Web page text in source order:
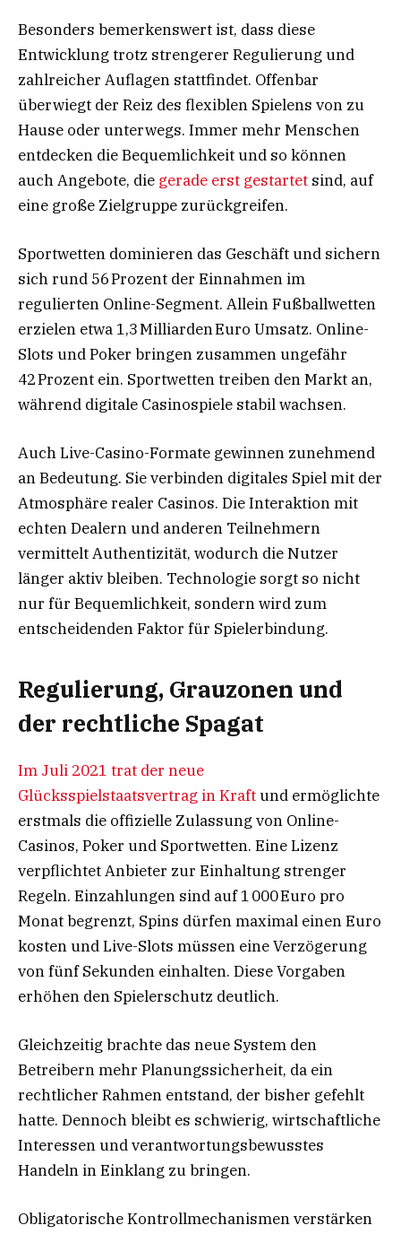
Besonders bemerkenswert ist, dass diese
Entwicklung trotz strengerer Regulierung und
zahlreicher Auflagen stattfindet. Offenbar
überwiegt der Reiz des flexiblen Spielens von zu
Hause oder unterwegs. Immer mehr Menschen
entdecken die Bequemlichkeit und so können
auch Angebote, die gerade erst gestartet sind, auf
eine große Zielgruppe zurückgreifen.
Sportwetten dominieren das Geschäft und sichern
sich rund 56 Prozent der Einnahmen im
regulierten Online-Segment. Allein Fußballwetten
erzielen etwa 1,3 Milliarden Euro Umsatz. Online-
Slots und Poker bringen zusammen ungefähr
42 Prozent ein. Sportwetten treiben den Markt an,
während digitale Casinospiele stabil wachsen.
Auch Live-Casino-Formate gewinnen zunehmend
an Bedeutung. Sie verbinden digitales Spiel mit der
Atmosphäre realer Casinos. Die Interaktion mit
echten Dealern und anderen Teilnehmern
vermittelt Authentizität, wodurch die Nutzer
länger aktiv bleiben. Technologie sorgt so nicht
nur für Bequemlichkeit, sondern wird zum
entscheidenden Faktor für Spielerbindung.
Regulierung, Grauzonen und
der rechtliche Spagat
Im Juli 2021 trat der neue
Glücksspielstaatsvertrag in Kraftund ermöglichte
erstmals die offizielle Zulassung von Online-
Casinos, Poker und Sportwetten. Eine Lizenz
verpflichtet Anbieter zur Einhaltung strenger
Regeln. Einzahlungen sind auf 1 000 Euro pro
Monat begrenzt, Spins dürfen maximal einen Euro
kosten und Live-Slots müssen eine Verzögerung
von fünf Sekunden einhalten. Diese Vorgaben
erhöhen den Spielerschutz deutlich.
Gleichzeitig brachte das neue System den
Betreibern mehr Planungssicherheit, da ein
rechtlicher Rahmen entstand, der bisher gefehlt
hatte. Dennoch bleibt es schwierig, wirtschaftliche
Interessen und verantwortungsbewusstes
Handeln in Einklang zu bringen.
Obligatorische Kontrollmechanismen verstärken